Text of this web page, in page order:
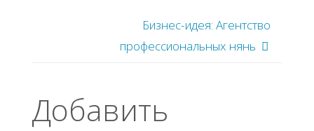
Бизнес-идея: Агентство
профессиональных нянь
Добавить